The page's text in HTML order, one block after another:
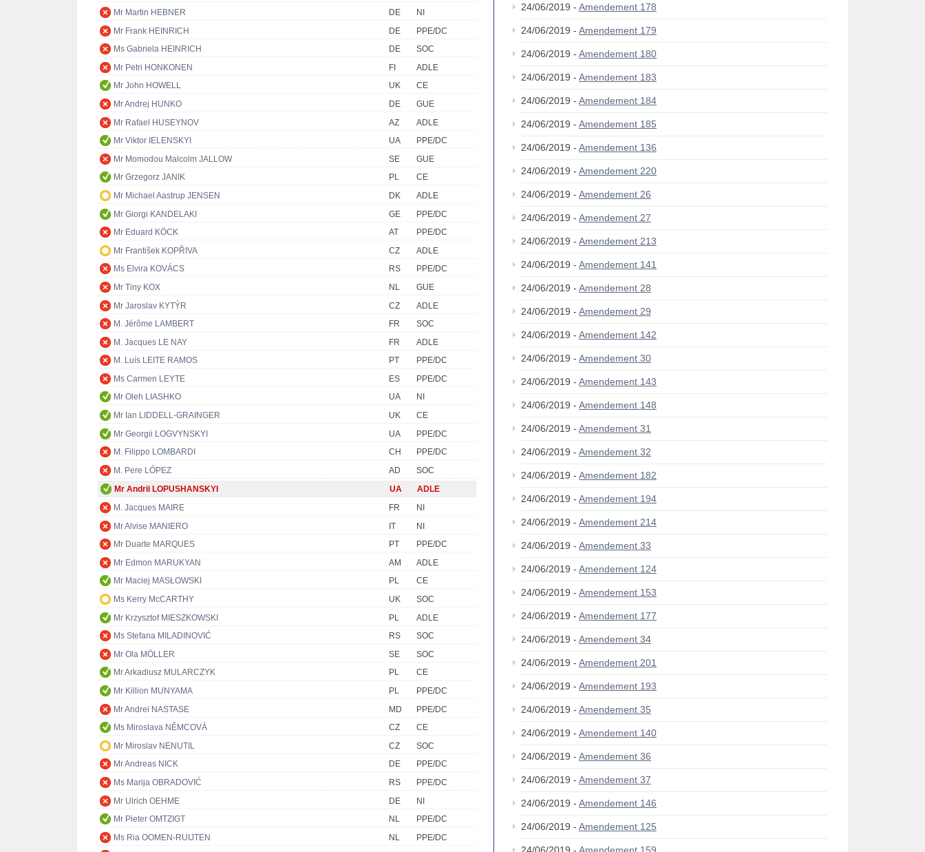
Mr Martin HEBNER
DE
NI
Mr Frank HEINRICH
DE
PPE/DC
Ms Gabriela HEINRICH
DE
SOC
Mr Petri HONKONEN
FI
ADLE
Mr John HOWELL
UK
CE
Mr Andrej HUNKO
DE
GUE
Mr Rafael HUSEYNOV
AZ
ADLE
Mr Viktor IELENSKYI
UA
PPE/DC
Mr Momodou Malcolm JALLOW
SE
GUE
Mr Grzegorz JANIK
PL
CE
Mr Michael Aastrup JENSEN
DK
ADLE
Mr Giorgi KANDELAKI
GE
PPE/DC
Mr Eduard KÖCK
AT
PPE/DC
Mr František KOPŘIVA
CZ
ADLE
Ms Elvira KOVÁCS
RS
PPE/DC
Mr Tiny KOX
NL
GUE
Mr Jaroslav KYTÝR
CZ
ADLE
M. Jérôme LAMBERT
FR
SOC
M. Jacques LE NAY
FR
ADLE
M. Luís LEITE RAMOS
PT
PPE/DC
Ms Carmen LEYTE
ES
PPE/DC
Mr Oleh LIASHKO
UA
NI
Mr Ian LIDDELL-GRAINGER
UK
CE
Mr Georgii LOGVYNSKYI
UA
PPE/DC
M. Filippo LOMBARDI
CH
PPE/DC
M. Pere LÓPEZ
AD
SOC
Mr Andrii LOPUSHANSKYI
UA
ADLE
M. Jacques MAIRE
FR
NI
Mr Alvise MANIERO
IT
NI
Mr Duarte MARQUES
PT
PPE/DC
Mr Edmon MARUKYAN
AM
ADLE
Mr Maciej MASŁOWSKI
PL
CE
Ms Kerry McCARTHY
UK
SOC
Mr Krzysztof MIESZKOWSKI
PL
ADLE
Ms Stefana MILADINOVIĆ
RS
SOC
Mr Ola MÖLLER
SE
SOC
Mr Arkadiusz MULARCZYK
PL
CE
Mr Killion MUNYAMA
PL
PPE/DC
Mr Andrei NASTASE
MD
PPE/DC
Ms Miroslava NĚMCOVÁ
CZ
CE
Mr Miroslav NENUTIL
CZ
SOC
Mr Andreas NICK
DE
PPE/DC
Ms Marija OBRADOVIĆ
RS
PPE/DC
Mr Ulrich OEHME
DE
NI
Mr Pieter OMTZIGT
NL
PPE/DC
Ms Ria OOMEN-RUIJTEN
NL
PPE/DC
24/06/2019 - Amendement 178
24/06/2019 - Amendement 179
24/06/2019 - Amendement 180
24/06/2019 - Amendement 183
24/06/2019 - Amendement 184
24/06/2019 - Amendement 185
24/06/2019 - Amendement 136
24/06/2019 - Amendement 220
24/06/2019 - Amendement 26
24/06/2019 - Amendement 27
24/06/2019 - Amendement 213
24/06/2019 - Amendement 141
24/06/2019 - Amendement 28
24/06/2019 - Amendement 29
24/06/2019 - Amendement 142
24/06/2019 - Amendement 30
24/06/2019 - Amendement 143
24/06/2019 - Amendement 148
24/06/2019 - Amendement 31
24/06/2019 - Amendement 32
24/06/2019 - Amendement 182
24/06/2019 - Amendement 194
24/06/2019 - Amendement 214
24/06/2019 - Amendement 33
24/06/2019 - Amendement 124
24/06/2019 - Amendement 153
24/06/2019 - Amendement 177
24/06/2019 - Amendement 34
24/06/2019 - Amendement 201
24/06/2019 - Amendement 193
24/06/2019 - Amendement 35
24/06/2019 - Amendement 140
24/06/2019 - Amendement 36
24/06/2019 - Amendement 37
24/06/2019 - Amendement 146
24/06/2019 - Amendement 125